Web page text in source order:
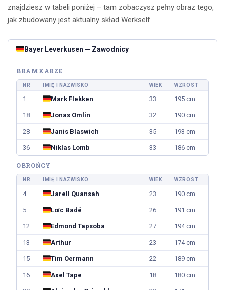
znajdziesz w tabeli poniżej – tam zobaczysz pełny obraz tego,
jak zbudowany jest aktualny skład Werkself.
Bayer Leverkusen — Zawodnicy
BRAMKARZE
NR IMIĘ I NAZWISKO WIEK WZROST
1 Mark Flekken 33 195 cm
18 Jonas Omlin 32 190 cm
28 Janis Blaswich 35 193 cm
36 Niklas Lomb 33 186 cm
OBROŃCY
NR IMIĘ I NAZWISKO WIEK WZROST
4 Jarell Quansah 23 190 cm
5 Loïc Badé 26 191 cm
12 Edmond Tapsoba 27 194 cm
13 Arthur 23 174 cm
15 Tim Oermann 22 189 cm
16 Axel Tape 18 180 cm